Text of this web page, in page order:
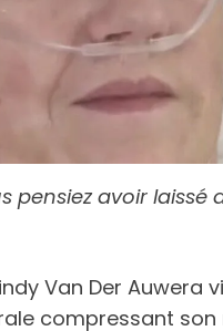
avoir laissé
Van Der
compressant